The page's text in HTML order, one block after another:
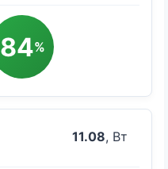
84%
11.08, Вт